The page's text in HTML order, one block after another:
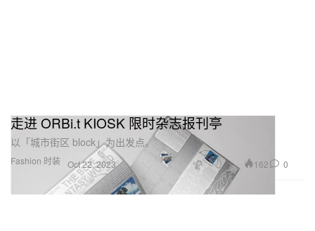
Fashion 时装
走进 ORBi.t KIOSK 限时杂志报刊亭
以「城市街区 block」为出发点。
Oct 22, 2023 162 0